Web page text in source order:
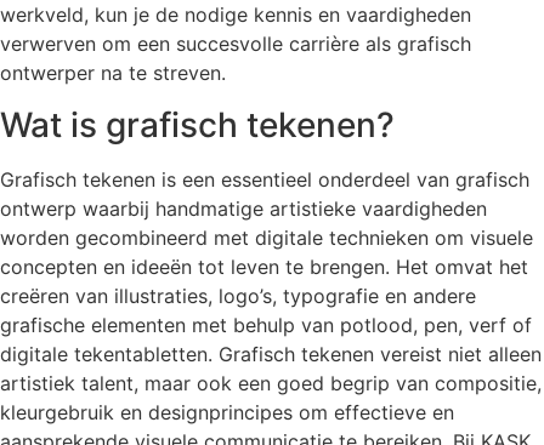
werkveld, kun je de nodige kennis en vaardigheden
verwerven om een succesvolle carrière als grafisch
ontwerper na te streven.
Wat is grafisch tekenen?
Grafisch tekenen is een essentieel onderdeel van grafisch
ontwerp waarbij handmatige artistieke vaardigheden
worden gecombineerd met digitale technieken om visuele
concepten en ideeën tot leven te brengen. Het omvat het
creëren van illustraties, logo’s, typografie en andere
grafische elementen met behulp van potlood, pen, verf of
digitale tekentabletten. Grafisch tekenen vereist niet alleen
artistiek talent, maar ook een goed begrip van compositie,
kleurgebruik en designprincipes om effectieve en